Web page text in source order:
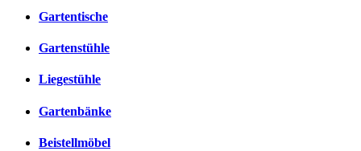
Gartentische
Gartenstühle
Liegestühle
Gartenbänke
Beistellmöbel